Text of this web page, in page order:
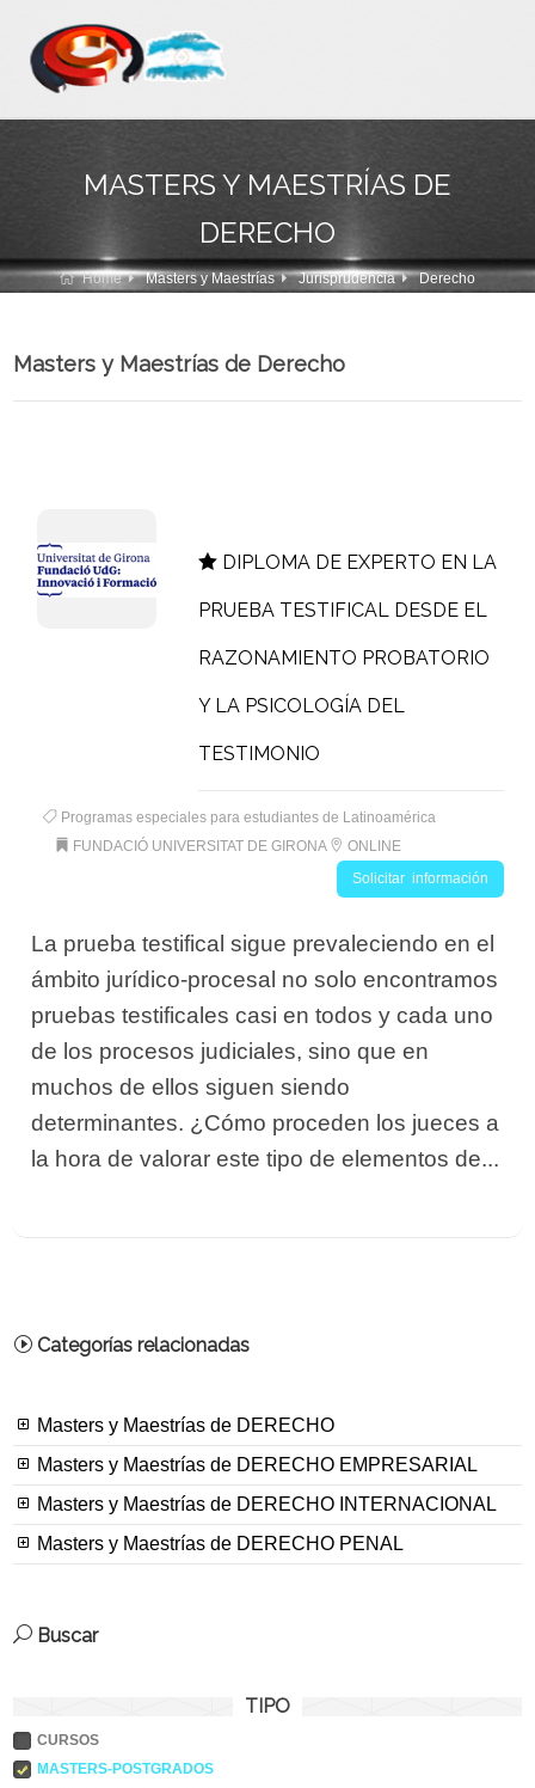
MASTERS Y MAESTRÍAS DE
DERECHO
Home Masters y Maestrías Jurisprudencia Derecho
Masters y Maestrías de Derecho
DIPLOMA DE EXPERTO EN LA
PRUEBA TESTIFICAL DESDE EL
RAZONAMIENTO PROBATORIO
Y LA PSICOLOGÍA DEL
TESTIMONIO
Programas especiales para estudiantes de Latinoamérica
FUNDACIÓ UNIVERSITAT DE GIRONA
ONLINE
Solicitar información
La prueba testifical sigue prevaleciendo en el
ámbito jurídico-procesal no solo encontramos
pruebas testificales casi en todos y cada uno
de los procesos judiciales, sino que en
muchos de ellos siguen siendo
determinantes. ¿Cómo proceden los jueces a
la hora de valorar este tipo de elementos de...
Categorías relacionadas
Masters y Maestrías de DERECHO
Masters y Maestrías de DERECHO EMPRESARIAL
Masters y Maestrías de DERECHO INTERNACIONAL
Masters y Maestrías de DERECHO PENAL
Buscar
TIPO
CURSOS
MASTERS-POSTGRADOS